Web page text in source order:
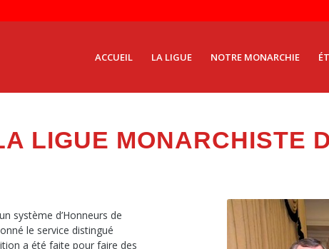
ACCUEIL LA LIGUE NOTRE MONARCHIE
LIGUE MONARCHISTE
système d’Honneurs de
le service distingué
a été faite pour faire des